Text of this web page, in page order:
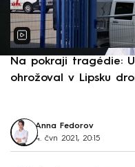
Na pokraji tragédie:
ohrožoval v Lipsku
Anna Fedorov
4. čvn 2021, 20:15